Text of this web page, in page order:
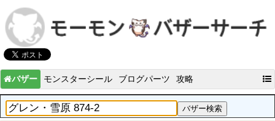
バザー モンスターシール ブログパーツ 攻略